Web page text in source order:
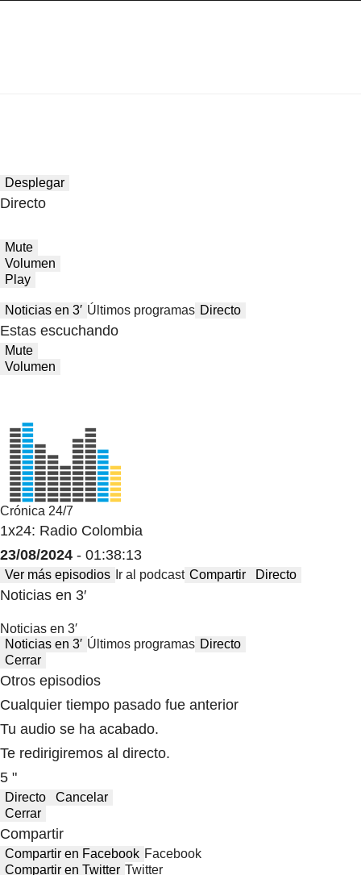
Desplegar
Directo
Mute
Volumen
Play
Noticias en 3′ Últimos programas Directo
Estas escuchando
Mute
Volumen
Crónica 24/7
1x24: Radio Colombia
23/08/2024 - 01:38:13
Ver más episodios Ir al podcast Compartir Directo
Noticias en 3′
Noticias en 3′
Noticias en 3′ Últimos programas Directo
Cerrar
Otros episodios
Cualquier tiempo pasado fue anterior
Tu audio se ha acabado.
Te redirigiremos al directo.
5 "
Directo
Cancelar
Cerrar
Compartir
Compartir en Facebook Facebook
Compartir en Twitter Twitter